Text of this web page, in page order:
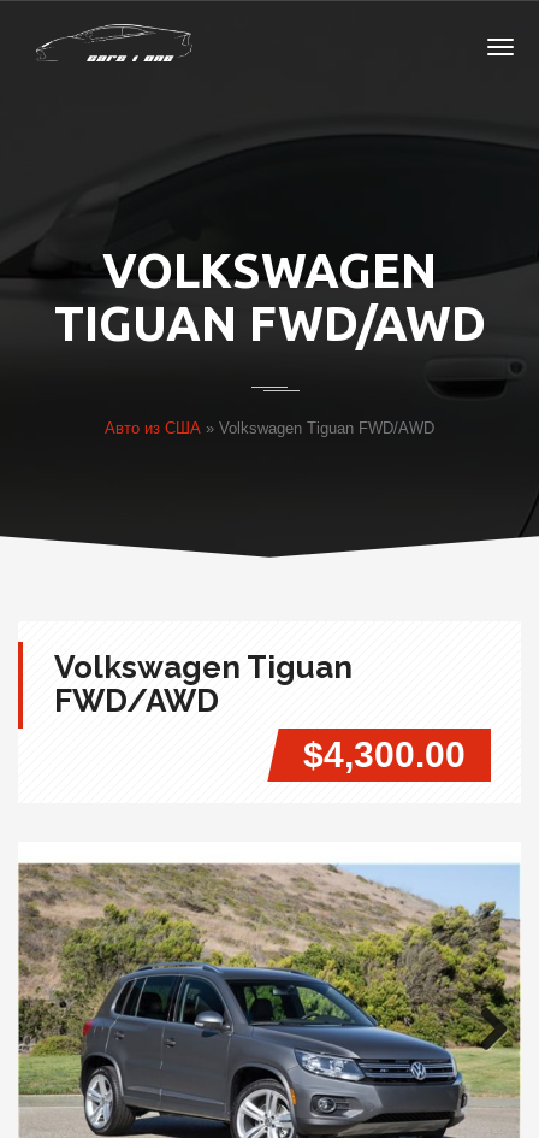
VOLKSWAGEN
TIGUAN FWD/AWD
Авто из США » Volkswagen Tiguan FWD/AWD
Volkswagen Tiguan
FWD/AWD
$4,300.00
Next